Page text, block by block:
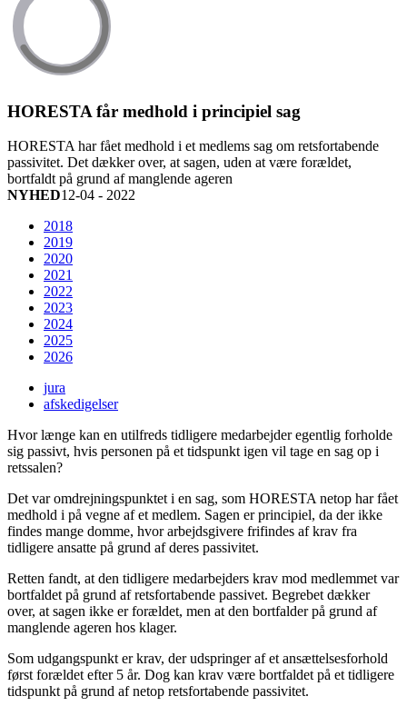
HORESTA får medhold i principiel sag
HORESTA har fået medhold i et medlems sag om retsfortabende
passivitet. Det dækker over, at sagen, uden at være forældet,
bortfaldt på grund af manglende ageren
NYHED12-04 - 2022
2018
2019
2020
2021
2022
2023
2024
2025
2026
jura
afskedigelser
Hvor længe kan en utilfreds tidligere medarbejder egentlig forholde
sig passivt, hvis personen på et tidspunkt igen vil tage en sag op i
retssalen?
Det var omdrejningspunktet i en sag, som HORESTA netop har fået
medhold i på vegne af et medlem. Sagen er principiel, da der ikke
findes mange domme, hvor arbejdsgivere frifindes af krav fra
tidligere ansatte på grund af deres passivitet.
Retten fandt, at den tidligere medarbejders krav mod medlemmet var
bortfaldet på grund af retsfortabende passivet. Begrebet dækker
over, at sagen ikke er forældet, men at den bortfalder på grund af
manglende ageren hos klager.
Som udgangspunkt er krav, der udspringer af et ansættelsesforhold
først forældet efter 5 år. Dog kan krav være bortfaldet på et tidligere
tidspunkt på grund af netop retsfortabende passivitet.